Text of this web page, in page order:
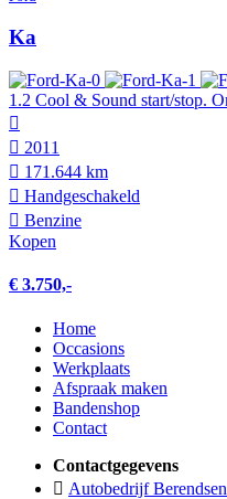
Ka
1.2 Cool & Sound start/stop.
2011
171.644 km
Hand­geschakeld
Benzine
Kopen
€ 3.750,-
Home
Occasions
Werkplaats
Afspraak maken
Bandenshop
Contact
Contactgegevens
Autobedrijf